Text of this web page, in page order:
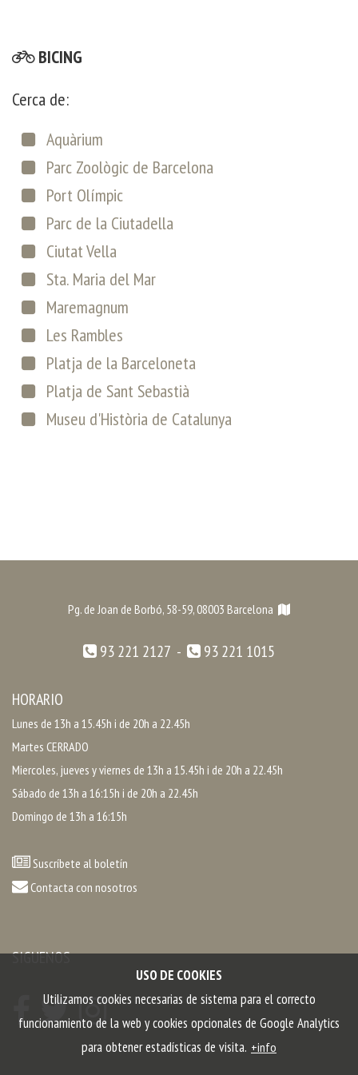
USO DE COOKIES
Utilizamos cookies necesarias de sistema para el correcto
funcionamiento de la web y cookies opcionales de Google Analytics
para obtener estadísticas de visita. +info
BICING
Cerca de:
Aquàrium
Parc Zoològic de Barcelona
Port Olímpic
Parc de la Ciutadella
Ciutat Vella
Sta. Maria del Mar
Maremagnum
Les Rambles
Platja de la Barceloneta
Platja de Sant Sebastià
Museu d'Història de Catalunya
Pg. de Joan de Borbó, 58-59, 08003 Barcelona
93 221 2127 - 93 221 1015
HORARIO
Lunes de 13h a 15.45h i de 20h a 22.45h
Martes CERRADO
Miercoles, jueves y viernes de 13h a 15.45h i de 20h a 22.45h
Sábado de 13h a 16:15h i de 20h a 22.45h
Domingo de 13h a 16:15h
Suscríbete al boletín
Contacta con nosotros
SIGUENOS